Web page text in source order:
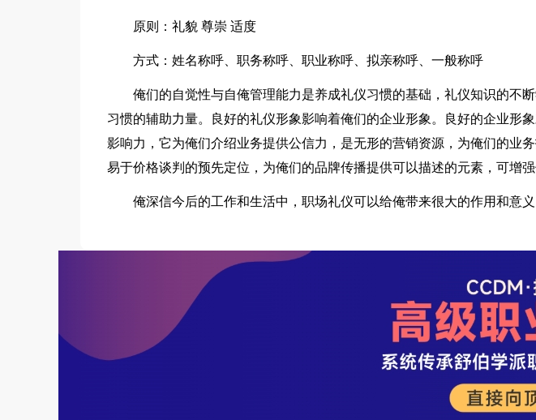
原则：礼貌 尊崇 适度
方式：姓名称呼、职务称呼、职业称呼、拟亲称呼、一般称呼
俺们的自觉性与自俺管理能力是养成礼仪习惯的基础，礼仪知识的不断
习惯的辅助力量。良好的礼仪形象影响着俺们的企业形象。良好的企业形
影响力，它为俺们介绍业务提供公信力，是无形的营销资源，为俺们的业
易于价格谈判的预先定位，为俺们的品牌传播提供可以描述的元素，可增强
俺深信今后的工作和生活中，职场礼仪可以给俺带来很大的作用和意义